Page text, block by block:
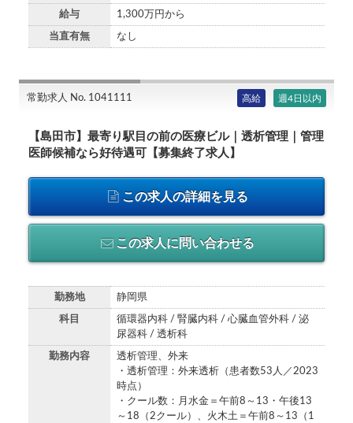
給与 1,300万円から
当直有無 なし
常勤求人 No. 1041111 高給 週4日以内
【島田市】最寄り駅目の前の医療ビル｜透析管理｜管理
医師候補なら好待遇可【募集終了求人】
この求人の詳細を見る
この求人に問い合わせる
勤務地 静岡県
科目
循環器内科 / 腎臓内科 / 心臓血管外科 / 泌
尿器科 / 透析科
勤務内容
透析管理、外来
・透析管理：外来透析（患者数53人／2023
時点）
・クール数：月水金＝午前8～13・午後13
～18（2クール）、火木土＝午前8～13（1